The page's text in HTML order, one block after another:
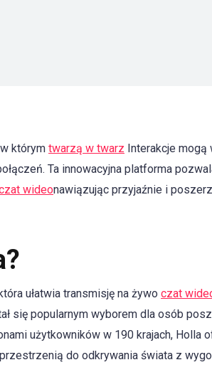
którym twarzą w twarz Interakcje mogą
Ta innowacyjna platforma
wideonawiązując przyjaźnie i
ułatwia transmisję na żywo czat
się popularnym wyborem dla osób
użytkowników w 190 krajach, Holla
do odkrywania świata z